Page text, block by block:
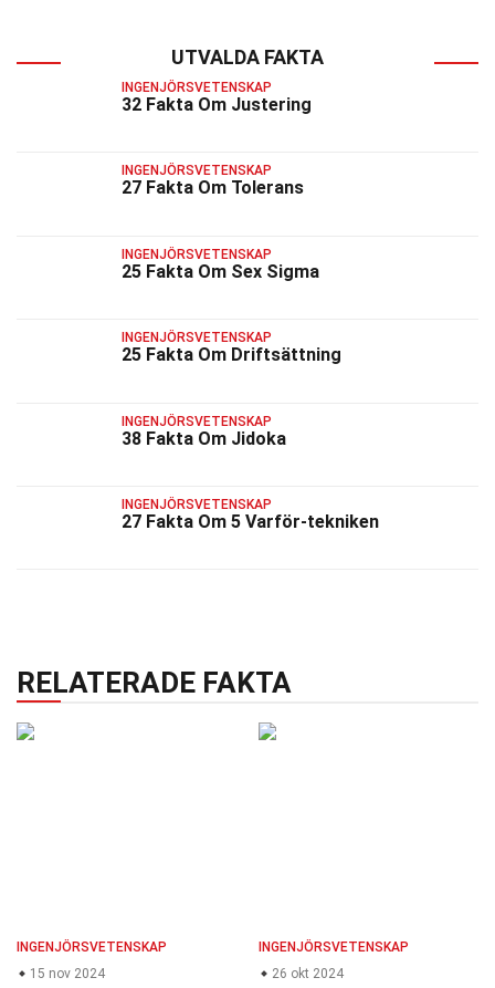
UTVALDA FAKTA
INGENJÖRSVETENSKAP
32 Fakta Om Justering
INGENJÖRSVETENSKAP
27 Fakta Om Tolerans
INGENJÖRSVETENSKAP
25 Fakta Om Sex Sigma
INGENJÖRSVETENSKAP
25 Fakta Om Driftsättning
INGENJÖRSVETENSKAP
38 Fakta Om Jidoka
INGENJÖRSVETENSKAP
27 Fakta Om 5 Varför-tekniken
RELATERADE FAKTA
INGENJÖRSVETENSKAP
15 nov 2024
INGENJÖRSVETENSKAP
26 okt 2024